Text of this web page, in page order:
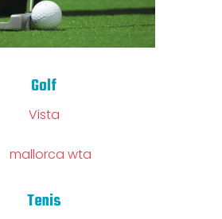
Golf
Vista
Tenis